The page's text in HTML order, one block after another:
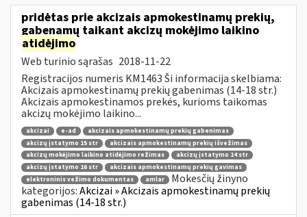
pridėtas prie akcizais apmokestinamų prekių,
gabenamų taikant akcizų mokėjimo laikino
atidėjimo
Web turinio sąrašas 2018-11-22
Registracijos numeris KM1463 Ši informacija skelbiama:
Akcizais apmokestinamų prekių gabenimas (14-18 str.)
Akcizais apmokestinamos prekės, kurioms taikomas
akcizų mokėjimo laikino...
akcizai e-ad
akcizais apmokestinamų prekių gabenimas
akcizų įstatymo 15 str
akcizais apmokestinamų prekių išvežimas
akcizų mokėjimo laikino atidėjimo režimas
akcizų įstatymo 14 str
akcizų įstatymo 16 str
akcizais apmokestinamų prekių gavimas
elektroninis vežimo dokumentas
amlar
Mokesčių žinyno
kategorijos:Akcizai » Akcizais apmokestinamų prekių
gabenimas (14-18 str.)